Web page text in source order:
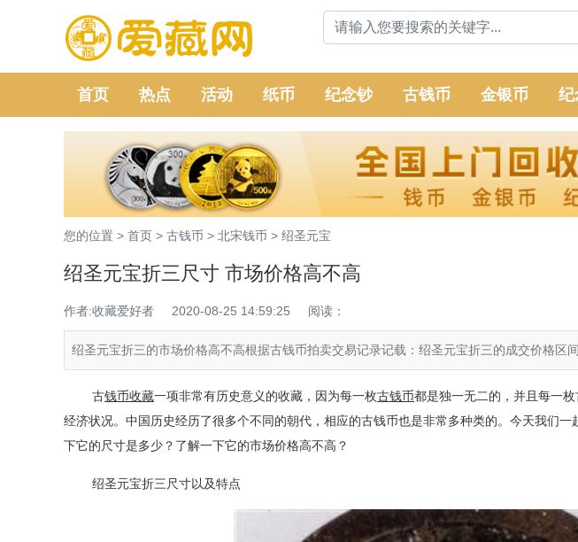
首页 热点 活动 纸币 纪念钞 古钱币 金银币 纪
您的位置 > 首页 > 古钱币 > 北宋钱币 > 绍圣元宝
绍圣元宝折三尺寸 市场价格高不高
作者:收藏爱好者 2020-08-25 14:59:25 阅读：
绍圣元宝折三的市场价格高不高根据古钱币拍卖交易记录记载：绍圣元宝折三的成交价格区
古钱币收藏一项非常有历史意义的收藏，因为每一枚古钱币都是独一无二的，并且每一
经济状况。中国历史经历了很多个不同的朝代，相应的古钱币也是非常多种类的。今天我们
下它的尺寸是多少？了解一下它的市场价格高不高？
绍圣元宝折三尺寸以及特点